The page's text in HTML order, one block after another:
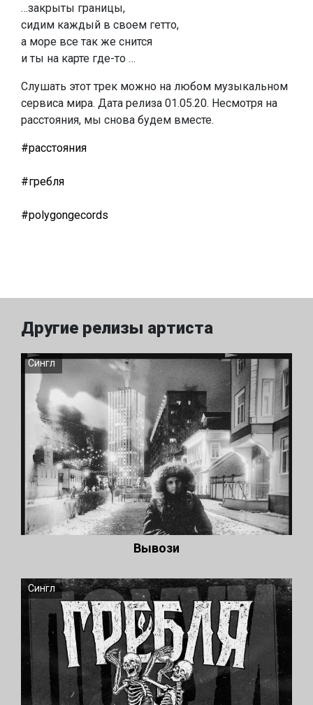
…закрыты границы,
сидим каждый в своем гетто,
а море все так же снится
и ты на карте где-то …
Слушать этот трек можно на любом музыкальном
сервиса мира. Дата релиза 01.05.20. Несмотря на
расстояния, мы снова будем вместе.
#расстояния
#гребля
#polygongecords
Другие релизы артиста
Сингл
Вывози
Сингл